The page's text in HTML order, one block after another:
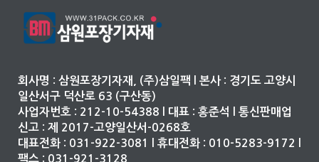
회사명 : 삼원포장기자재, (주)삼일팩 l 본사 : 경기도 고양시
일산서구 덕산로 63 (구산동)
사업자번호 : 212-10-54388 l 대표 : 홍준석 l 통신판매업
신고 : 제 2017-고양일산서-0268호
대표전화 : 031-922-3081 l 휴대전화 : 010-5283-9172 l
팩스 : 031-921-3128